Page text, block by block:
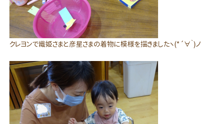
クレヨンで織姫さまと彦星さまの着物に模様を描きましたヽ(*´∀｀)ノ